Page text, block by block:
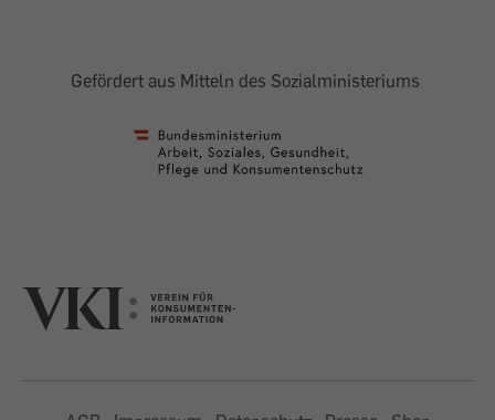
Gefördert aus Mitteln des Sozialministeriums